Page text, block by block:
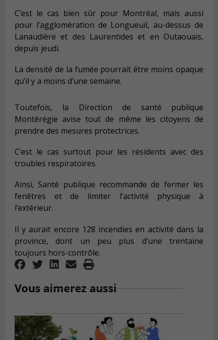
C’est le cas bien sûr pour Montréal, mais aussi
pour l’agglomération de Longueuil, au-dessus de
Lanaudière et des Laurentides et en Outaouais,
depuis jeudi.
La densité de la fumée pourrait être moins opaque
qu’il y a moins d’une semaine.
Toutefois, la Direction de santé publique
Montérégie avise tout de même les citoyens de
prendre des mesures protectrices.
C’est le cas surtout pour les résidents avec des
troubles respiratoires.
Ainsi, Santé publique recommande de fermer les
fenêtres et de limiter l’activité physique à
l’extérieur.
Il y aurait encore 128 incendies en activité dans la
province, dont un peu plus d’une trentaine
toujours hors-contrôle.
Vous aimerez aussi